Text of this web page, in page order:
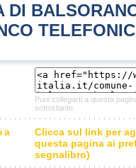
DI
Puoi collegarti a questa
sottostante.
a
Clicca sul link per
questa pagina ai
segnalibro)